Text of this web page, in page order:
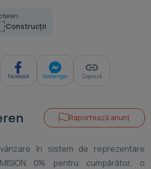
teren:
Construcții
Facebook Messenger Copiază
Raportează anunț
în sistem de reprezentare
0% pentru cumpărător, o